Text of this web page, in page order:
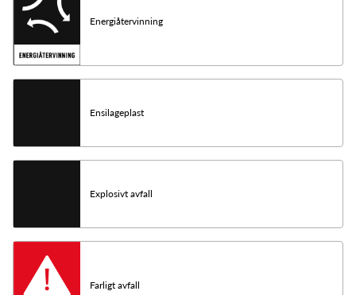
Energiåtervinning
Ensilageplast
Explosivt avfall
Farligt avfall